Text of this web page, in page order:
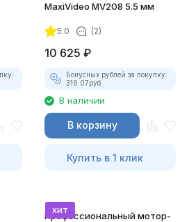
MaxiVideo MV208 5.5 мм
5.0 (2)
10 625 ₽
Бонусных рублей за покупку:
319.07руб.
В наличии
В корзину
Купить в 1 клик
хит
Профессиональный мотор-